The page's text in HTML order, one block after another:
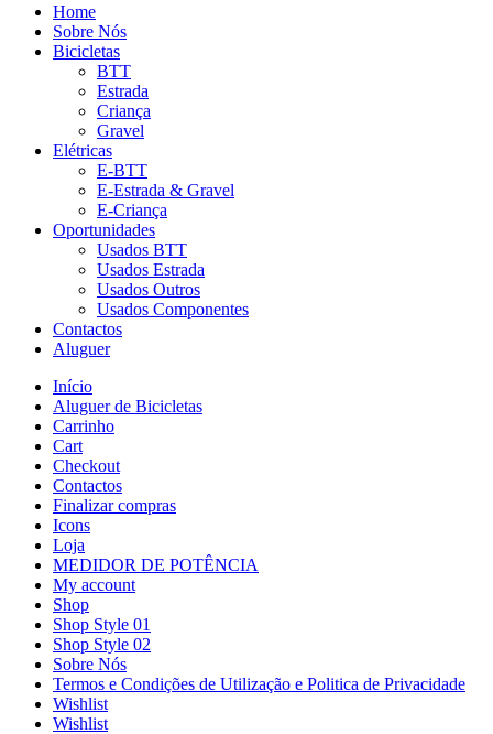
Home
Sobre Nós
Bicicletas
BTT
Estrada
Criança
Gravel
Elétricas
E-BTT
E-Estrada & Gravel
E-Criança
Oportunidades
Usados BTT
Usados Estrada
Usados Outros
Usados Componentes
Contactos
Aluguer
Início
Aluguer de Bicicletas
Carrinho
Cart
Checkout
Contactos
Finalizar compras
Icons
Loja
MEDIDOR DE POTÊNCIA
My account
Shop
Shop Style 01
Shop Style 02
Sobre Nós
Termos e Condições de Utilização e Politica de Privacidade
Wishlist
Wishlist